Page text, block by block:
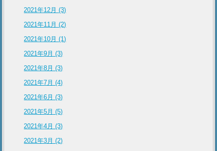
2021年12月 (3)
2021年11月 (2)
2021年10月 (1)
2021年9月 (3)
2021年8月 (3)
2021年7月 (4)
2021年6月 (3)
2021年5月 (5)
2021年4月 (3)
2021年3月 (2)